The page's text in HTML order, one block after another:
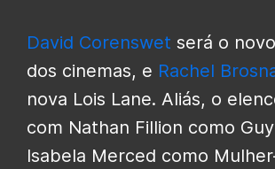
David Corenswet será o
dos cinemas, e Rachel
nova Lois Lane. Aliás, o
com Nathan Fillion como
Isabela Merced como